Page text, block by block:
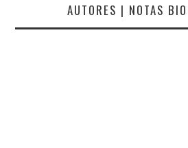
AUTORES | NOTAS